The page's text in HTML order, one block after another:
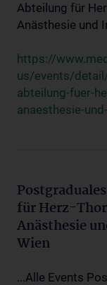
Abteilung für
Anästhesie und
https://
us/events/
abteilung-fuer-
anaesthesie-
für Herz-
Anästhesie
Wien
...Alle Events